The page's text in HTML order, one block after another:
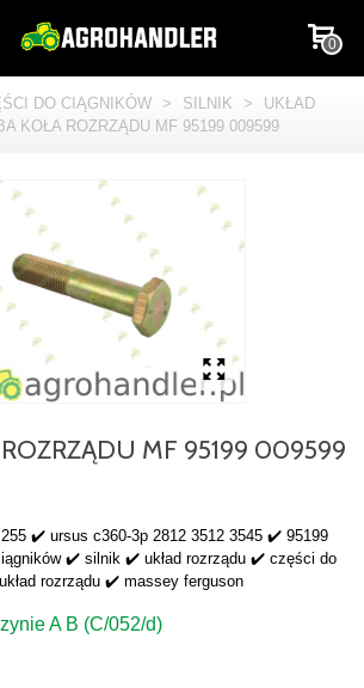
0
DO CIĄGNIKÓW > SILNIK >
UKŁAD
KOŁA ROZRZĄDU MF 95199 009599
MF 95199 009599
✔️ ursus c360-3p 2812 3512 3545 ✔️ 95199
✔️ silnik ✔️ układ rozrządu ✔️ części do
rozrządu ✔️ massey ferguson
A B (C/052/d)